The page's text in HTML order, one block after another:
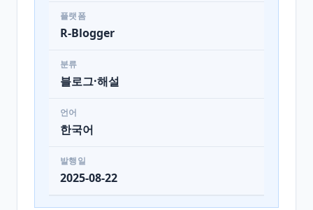
플랫폼
R-Blogger
분류
블로그·해설
언어
한국어
발행일
2025-08-22